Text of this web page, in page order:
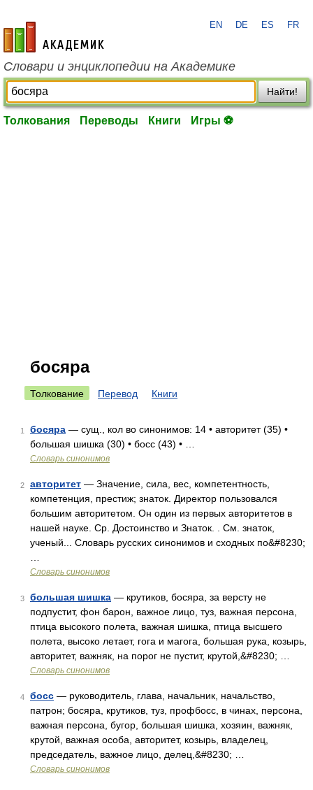
academic.ru
EN DE ES FR
Словари и энциклопедии на Академике
Найти!
Толкования Переводы Книги Игры ⚽
босяра
Толкование Перевод Книги
1 босяра — сущ., кол во синонимов: 14 • авторитет (35) •
большая шишка (30) • босс (43) • …
Словарь синонимов
2 авторитет — Значение, сила, вес, компетентность,
компетенция, престиж; знаток. Директор пользовался
большим авторитетом. Он один из первых авторитетов в
нашей науке. Ср. Достоинство и Знаток. . См. знаток,
ученый... Словарь русских синонимов и сходных по&#8230;
Словарь синонимов
3 большая шишка — крутиков, босяра, за версту не
подпустит, фон барон, важное лицо, туз, важная персона,
птица высокого полета, важная шишка, птица высшего
полета, высоко летает, гога и магога, большая рука, козырь,
авторитет, важняк, на порог не пустит, крутой,&#8230; …
Словарь синонимов
4 босс — руководитель, глава, начальник, начальство,
патрон; босяра, крутиков, туз, профбосс, в чинах, персона,
важная персона, бугор, большая шишка, хозяин, важняк,
крутой, важная особа, авторитет, козырь, владелец,
председатель, важное лицо, делец,&#8230; …
Словарь синонимов